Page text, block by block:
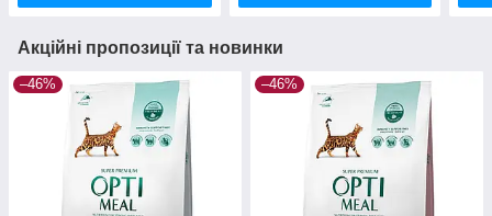
Акційні пропозиції та новинки
–46% –46%